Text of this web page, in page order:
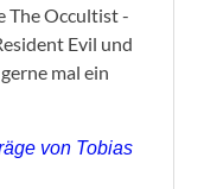
The Occultist -
Evil und
mal ein
von Tobias